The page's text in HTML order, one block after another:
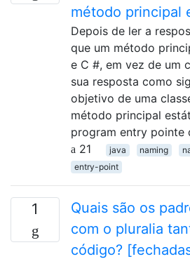
método principal
Depois de ler a
que um método
e C #, em vez de um
sua resposta como
objetivo de uma
método principal
program entry pointe
21
java naming
entry-point
1
Quais são os
com o pluralia
código?